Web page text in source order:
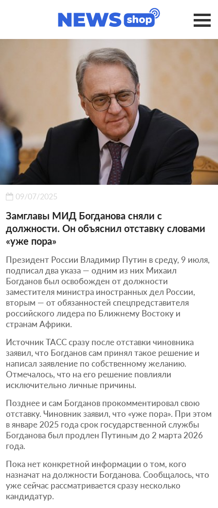
09/07/2025
Замглавы МИД Богданова сняли с
должности. Он объяснил отставку словами
«уже пора»
Президент России Владимир Путин в среду, 9 июля,
подписал два указа — одним из них Михаил
Богданов был освобожден от должности
заместителя министра иностранных дел России,
вторым — от обязанностей спецпредставителя
российского лидера по Ближнему Востоку и
странам Африки.
Источник ТАСС сразу после отставки чиновника
заявил, что Богданов сам принял такое решение и
написал заявление по собственному желанию.
Отмечалось, что на его решение повлияли
исключительно личные причины.
Позднее и сам Богданов прокомментировал свою
отставку. Чиновник заявил, что «уже пора». При этом
в январе 2025 года срок государственной службы
Богданова был продлен Путиным до 2 марта 2026
года.
Пока нет конкретной информации о том, кого
назначат на должности Богданова. Сообщалось, что
уже сейчас рассматривается сразу несколько
кандидатур.